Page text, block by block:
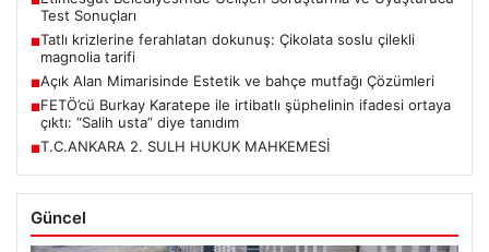
Test Sonuçları
■Tatlı krizlerine ferahlatan dokunuş: Çikolata soslu çilekli
magnolia tarifi
■Açık Alan Mimarisinde Estetik ve bahçe mutfağı Çözümleri
■FETÖ’cü Burkay Karatepe ile irtibatlı şüphelinin ifadesi ortaya
çıktı: “Salih usta” diye tanıdım
■T.C.ANKARA 2. SULH HUKUK MAHKEMESİ
Güncel